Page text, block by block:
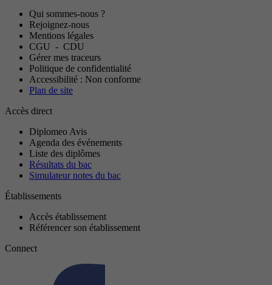
Qui sommes-nous ?
Rejoignez-nous
Mentions légales
CGU - CDU
Gérer mes traceurs
Politique de confidentialité
Accessibilité : Non conforme
Plan de site
Accès direct
Diplomeo Avis
Agenda des événements
Liste des diplômes
Résultats du bac
Simulateur notes du bac
Établissements
Accès établissement
Référencer son établissement
Connect